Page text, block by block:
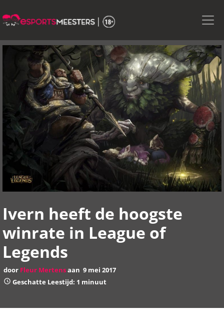
to
content
Ivern heeft de hoogste
winrate in League of
Legends
door Fleur Mertensaan 9 mei 2017
Geschatte Leestijd: 1 minuut